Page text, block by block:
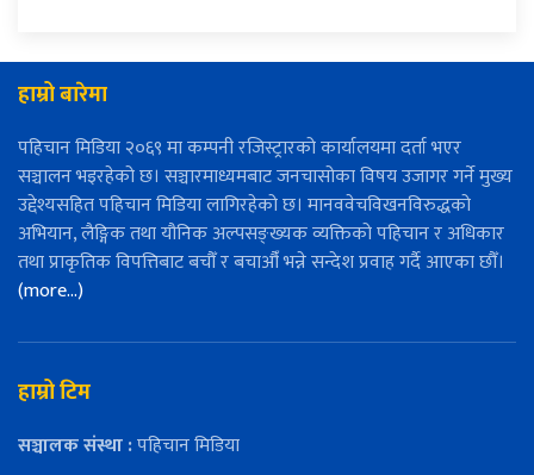
हाम्रो बारेमा
पहिचान मिडिया २०६९ मा कम्पनी रजिस्ट्रारको कार्यालयमा दर्ता भएर
सञ्चालन भइरहेको छ। सञ्चारमाध्यमबाट जनचासोका विषय उजागर गर्ने मुख्य
उद्देश्यसहित पहिचान मिडिया लागिरहेको छ। मानववेचविखनविरुद्धको
अभियान, लैङ्गिक तथा यौनिक अल्पसङ्ख्यक व्यक्तिको पहिचान र अधिकार
तथा प्राकृतिक विपत्तिबाट बचौँ र बचाऔँ भन्ने सन्देश प्रवाह गर्दै आएका छौँ।
(more…)
हाम्रो टिम
सञ्चालक संस्था :पहिचान मिडिया